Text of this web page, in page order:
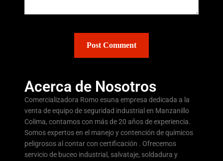
Acerca de Nosotros
Comercializadora Romo esuna empresa dedicada a la
venta de equipo de seguridad industrial en Manzanillo
Colima, contamos con más de 20 años de experiencia.
Somos expertos en el manejo y contención de químicos
peligrosos al contar con certificación . Ofrecemos
servicio de buceo industrial, salvataje, soldadura y